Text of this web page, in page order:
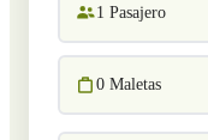
1 Pasajero
0 Maletas